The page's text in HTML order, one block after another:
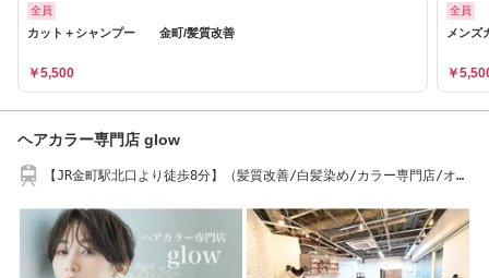
全員
カット＋シャンプー 金町/髪質改善
￥5,500
全員
メン
￥
ヘアカラー専門店 glow
【JR金町駅北口より徒歩8分】（髪質改善/白髪染め/カラー専門店/オー